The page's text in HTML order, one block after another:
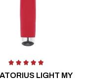
LIGHT MY
4.80